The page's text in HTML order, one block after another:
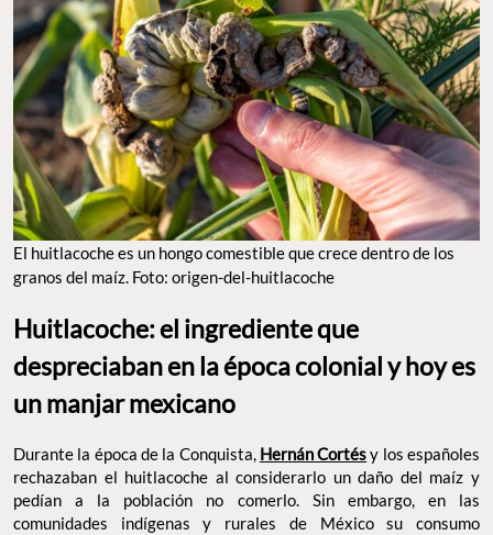
El huitlacoche es un hongo comestible que crece dentro de los
granos del maíz. Foto: origen-del-huitlacoche
Huitlacoche: el ingrediente que
despreciaban en la época colonial y hoy es
un manjar mexicano
Durante la época de la Conquista, Hernán Cortésy los españoles
rechazaban el huitlacoche al considerarlo un daño del maíz y
pedían a la población no comerlo. Sin embargo, en las
comunidades indígenas y rurales de México su consumo